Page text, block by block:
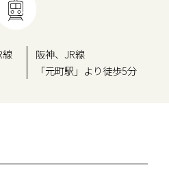
線
阪神、JR線
「元町駅」より徒歩5分